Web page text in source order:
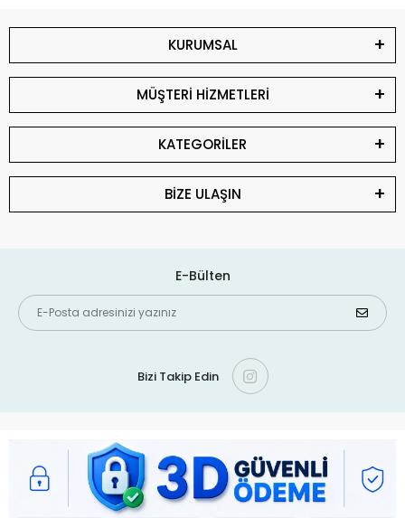
KURUMSAL
MÜŞTERİ HİZMETLERİ
KATEGORİLER
BİZE ULAŞIN
E-Bülten
Bizi Takip Edin